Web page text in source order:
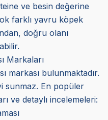
ve besin değerine
farklı yavru köpek
doğru olanı
Markaları
markası bulunmaktadır.
sunmaz. En popüler
ve detaylı incelemeleri: